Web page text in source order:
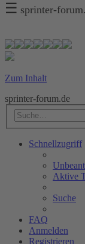
☰ sprinter-
Zum Inhalt
sprinter-forum.de
Schnellzugriff
Aktive
Suche
FAQ
Anmelden
Registrieren